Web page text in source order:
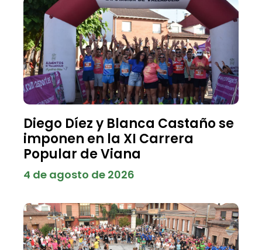
Diego Díez y Blanca Castaño se
imponen en la XI Carrera
Popular de Viana
4 de agosto de 2026